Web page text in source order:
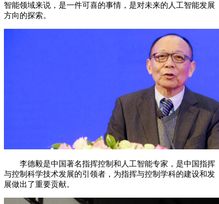
智能领域来说，是一件可喜的事情，是对未来的人工智能发展
方向的探索。
李德毅是中国著名指挥控制和人工智能专家，是中国指挥
与控制科学技术发展的引领者，为指挥与控制学科的建设和发
展做出了重要贡献。